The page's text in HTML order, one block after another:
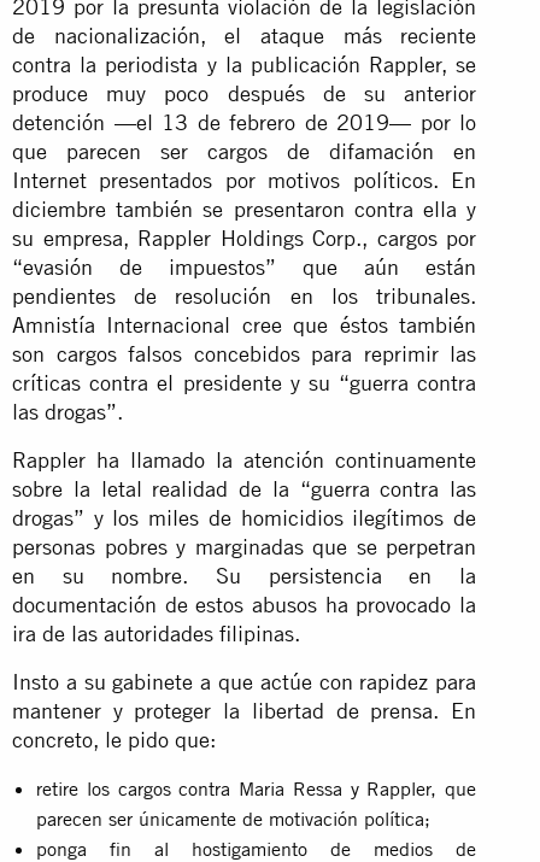
2019 por la presunta violación de la legislación
de nacionalización, el ataque más reciente
contra la periodista y la publicación Rappler, se
produce muy poco después de su anterior
detención —el 13 de febrero de 2019— por lo
que parecen ser cargos de difamación en
Internet presentados por motivos políticos. En
diciembre también se presentaron contra ella y
su empresa, Rappler Holdings Corp., cargos por
“evasión de impuestos” que aún están
pendientes de resolución en los tribunales.
Amnistía Internacional cree que éstos también
son cargos falsos concebidos para reprimir las
críticas contra el presidente y su “guerra contra
las drogas”.
Rappler ha llamado la atención continuamente
sobre la letal realidad de la “guerra contra las
drogas” y los miles de homicidios ilegítimos de
personas pobres y marginadas que se perpetran
en su nombre. Su persistencia en la
documentación de estos abusos ha provocado la
ira de las autoridades filipinas.
Insto a su gabinete a que actúe con rapidez para
mantener y proteger la libertad de prensa. En
concreto, le pido que:
retire los cargos contra Maria Ressa y Rappler, que
parecen ser únicamente de motivación política;
ponga fin al hostigamiento de medios de